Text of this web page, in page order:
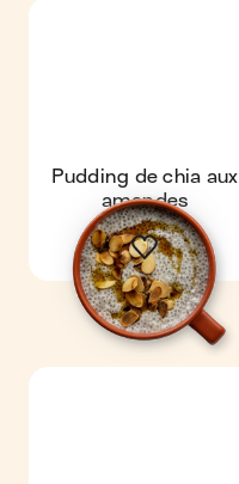
Pudding de chia aux
amandes